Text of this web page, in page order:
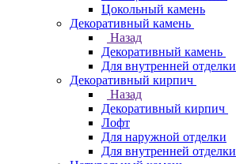
Цокольный камень
Декоративный камень
Назад
Декоративный камень
Для внутренней отделки
Декоративный кирпич
Назад
Декоративный кирпич
Лофт
Для наружной отделки
Для внутренней отделки